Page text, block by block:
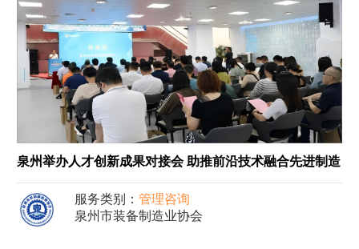
泉州举办人才创新成果对接会 助推前沿技术融合先进制造
服务类别： 管理咨询
泉州市装备制造业协会